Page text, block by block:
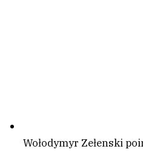
Wołodymyr Zełenski